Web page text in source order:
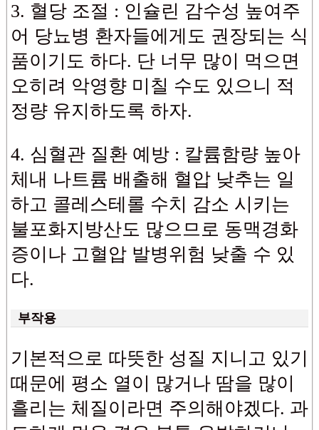
3. 혈당 조절 : 인슐린 감수성 높여주
어 당뇨병 환자들에게도 권장되는 식
품이기도 하다. 단 너무 많이 먹으면
오히려 악영향 미칠 수도 있으니 적
정량 유지하도록 하자.
4. 심혈관 질환 예방 : 칼륨함량 높아
체내 나트륨 배출해 혈압 낮추는 일
하고 콜레스테롤 수치 감소 시키는
불포화지방산도 많으므로 동맥경화
증이나 고혈압 발병위험 낮출 수 있
다.
부작용
기본적으로 따뜻한 성질 지니고 있기
때문에 평소 열이 많거나 땀을 많이
흘리는 체질이라면 주의해야겠다. 과